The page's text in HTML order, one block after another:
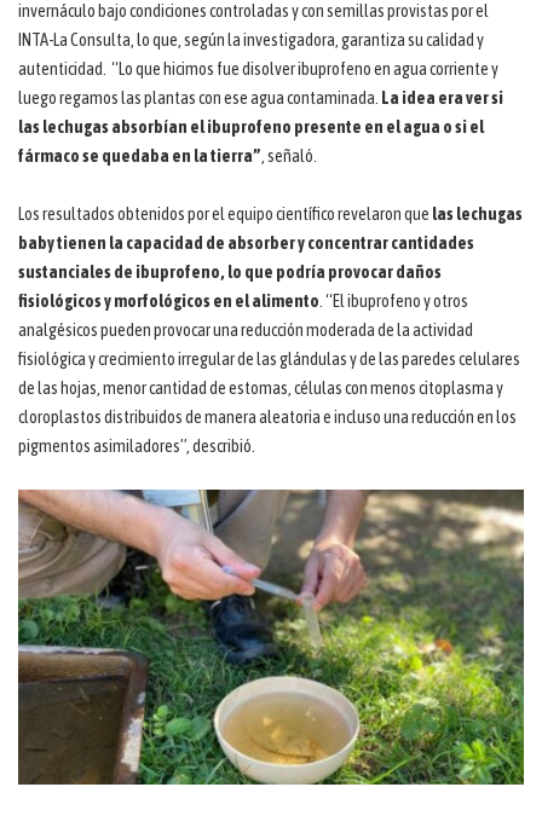
invernáculo bajo condiciones controladas y con semillas provistas por el
INTA-La Consulta, lo que, según la investigadora, garantiza su calidad y
autenticidad. “Lo que hicimos fue disolver ibuprofeno en agua corriente y
luego regamos las plantas con ese agua contaminada. La idea era ver si
las lechugas absorbían el ibuprofeno presente en el agua o si el
fármaco se quedaba en la tierra”, señaló.
Los resultados obtenidos por el equipo científico revelaron que las lechugas
baby tienen la capacidad de absorber y concentrar cantidades
sustanciales de ibuprofeno, lo que podría provocar daños
fisiológicos y morfológicos en el alimento. “El ibuprofeno y otros
analgésicos pueden provocar una reducción moderada de la actividad
fisiológica y crecimiento irregular de las glándulas y de las paredes celulares
de las hojas, menor cantidad de estomas, células con menos citoplasma y
cloroplastos distribuidos de manera aleatoria e incluso una reducción en los
pigmentos asimiladores”, describió.